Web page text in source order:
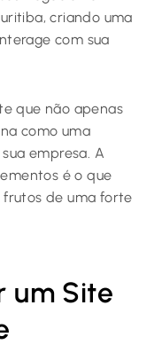
criando uma
com sua
que não apenas
como uma
empresa. A
é o que
de uma forte
um Site